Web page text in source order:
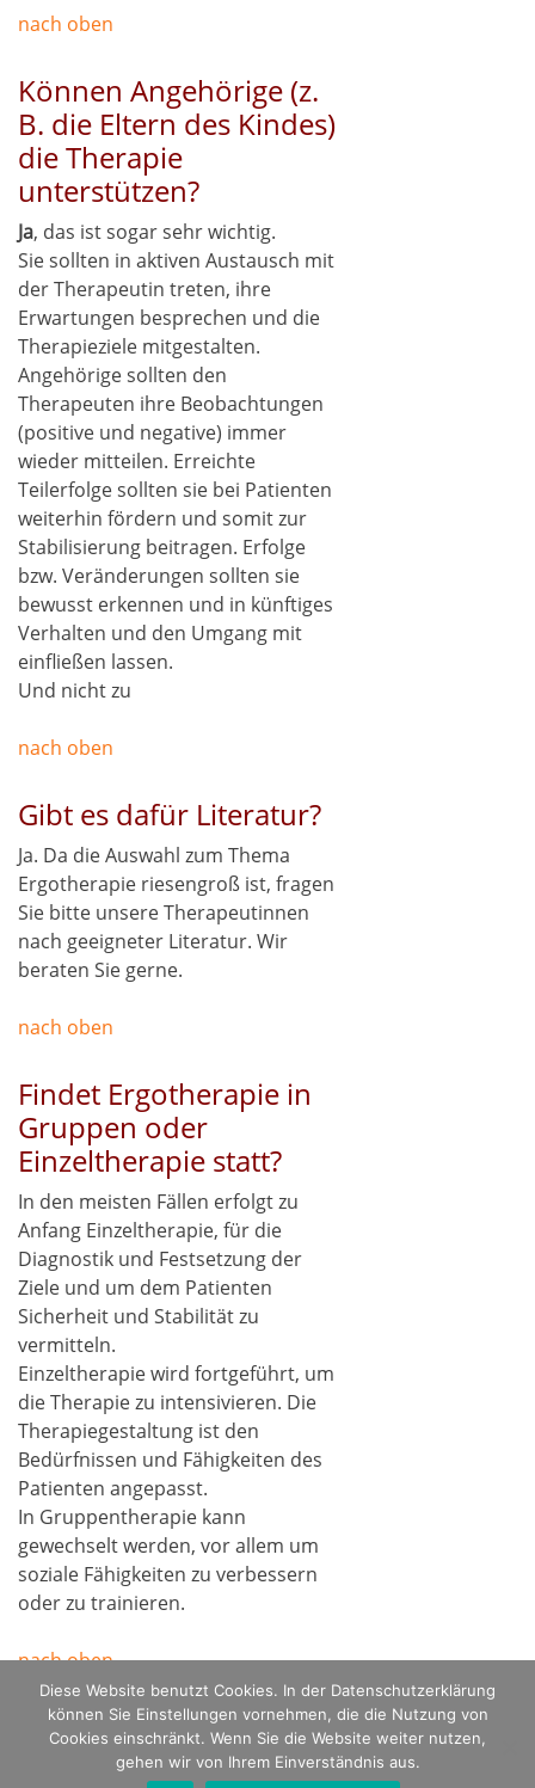
nach oben
Können Angehörige (z.
B. die Eltern des Kindes)
die Therapie
unterstützen?
Ja, das ist sogar sehr wichtig.
Sie sollten in aktiven Austausch mit
der Therapeutin treten, ihre
Erwartungen besprechen und die
Therapieziele mitgestalten.
Angehörige sollten den
Therapeuten ihre Beobachtungen
(positive und negative) immer
wieder mitteilen. Erreichte
Teilerfolge sollten sie bei Patienten
weiterhin fördern und somit zur
Stabilisierung beitragen. Erfolge
bzw. Veränderungen sollten sie
bewusst erkennen und in künftiges
Verhalten und den Umgang mit
einfließen lassen.
Und nicht zu
nach oben
Gibt es dafür Literatur?
Ja. Da die Auswahl zum Thema
Ergotherapie riesengroß ist, fragen
Sie bitte unsere Therapeutinnen
nach geeigneter Literatur. Wir
beraten Sie gerne.
nach oben
Findet Ergotherapie in
Gruppen oder
Einzeltherapie statt?
In den meisten Fällen erfolgt zu
Anfang Einzeltherapie, für die
Diagnostik und Festsetzung der
Ziele und um dem Patienten
Sicherheit und Stabilität zu
vermitteln.
Einzeltherapie wird fortgeführt, um
die Therapie zu intensivieren. Die
Therapiegestaltung ist den
Bedürfnissen und Fähigkeiten des
Patienten angepasst.
In Gruppentherapie kann
gewechselt werden, vor allem um
soziale Fähigkeiten zu verbessern
oder zu trainieren.
nach oben
Ⓒ Renate Kintea, Stephanie Meckes
Diese Website benutzt Cookies. In der Datenschutzerklärung
können Sie Einstellungen vornehmen, die die Nutzung von
Cookies einschränkt. Wenn Sie die Website weiter nutzen,
gehen wir von Ihrem Einverständnis aus.